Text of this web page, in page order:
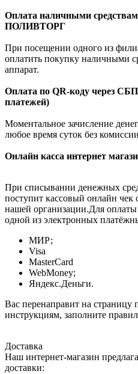
Оплата наличными
ПОЛИВТОРГ
При посещении одного из
оплатить покупку наличными
аппарат.
Оплата по QR-коду через
платежей)
Моментальное зачисление
любое время суток без
Онлайн касса интернет
При списывании денежных
поступит кассовый онлайн
нашей организации.Для оплаты
одной из электронных
МИР;
Visa
MasterCard
WebMoney;
Яндекс.Деньги.
Вас перенаправит на страницу
инструкциям, заполните
Доставка
Наш интернет-магазин
доставки: